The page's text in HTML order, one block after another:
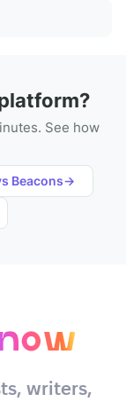
See how
Beacons→
writers,